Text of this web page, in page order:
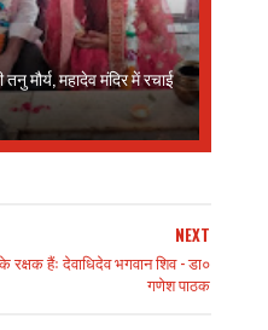
तनु मौर्य, महादेव मंदिर में रचाई
NEXT
रक्षक हैंः देवाधिदेव भगवान शिव - डा०
गणेश पाठक